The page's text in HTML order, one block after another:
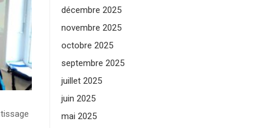
décembre 2025
novembre 2025
octobre 2025
septembre 2025
juillet 2025
juin 2025
mai 2025